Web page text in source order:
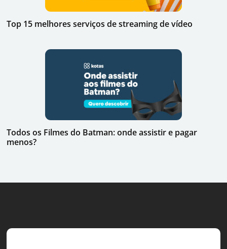
Top 15 melhores serviços de streaming de vídeo
Todos os Filmes do Batman: onde assistir e pagar
menos?